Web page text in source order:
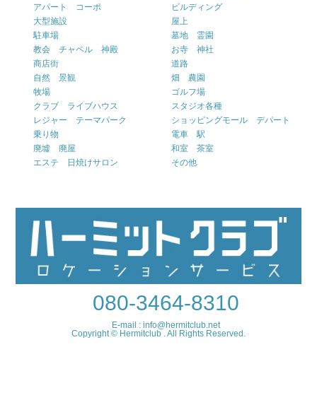
アパート コーポ
ビルディング
大型施設
屋上
駐車場
墓地 霊園
教会 チャペル 神殿
お寺 神社
商店街
道路
自然 景観
畑 農園
牧場
ゴルフ場
クラブ ライブハウス
スタジオ各種
レジャー テーマパーク
ショッピングモール デパート
乗り物
電車 駅
廃墟 廃屋
和室 茶室
エステ 日焼けサロン
その他
080-3464-8310
E-mail : info@hermitclub.net
Copyright © Hermitclub . All Rights Reserved.